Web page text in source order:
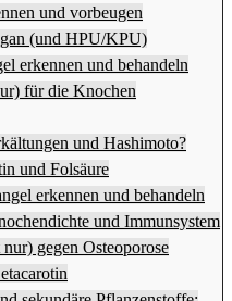
und vorbeugen
(und HPU/KPU)
erkennen und behandeln
für die Knochen
und Hashimoto?
und Folsäure
erkennen und behandeln
und Immunsystem
gegen Osteoporose